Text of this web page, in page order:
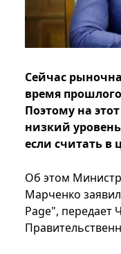
Сейчас
время
Поэтому на
низкий
если считать в
Об этом
Марченко
Page", передает